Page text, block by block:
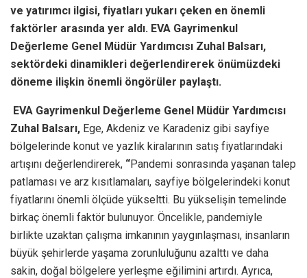
ve yatırımcı ilgisi, fiyatları yukarı çeken en önemli
faktörler arasında yer aldı. EVA Gayrimenkul
Değerleme Genel Müdür Yardımcısı Zuhal Balsarı,
sektördeki dinamikleri değerlendirerek önümüzdeki
döneme ilişkin önemli öngörüler paylaştı.
EVA Gayrimenkul Değerleme Genel Müdür Yardımcısı
Zuhal Balsarı, Ege, Akdeniz ve Karadeniz gibi sayfiye
bölgelerinde konut ve yazlık kiralarının satış fiyatlarındaki
artışını değerlendirerek, “Pandemi sonrasında yaşanan talep
patlaması ve arz kısıtlamaları, sayfiye bölgelerindeki konut
fiyatlarını önemli ölçüde yükseltti. Bu yükselişin temelinde
birkaç önemli faktör bulunuyor. Öncelikle, pandemiyle
birlikte uzaktan çalışma imkanının yaygınlaşması, insanların
büyük şehirlerde yaşama zorunluluğunu azalttı ve daha
sakin, doğal bölgelere yerleşme eğilimini artırdı. Ayrıca,